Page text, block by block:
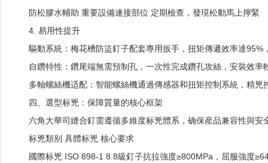
防松膠水輔助 重要設備連接部位 定期檢查，發現松動馬上擰緊
4. 易用性提升
驅動系統：梅花槽防盜釘子配套專用扳手，扭矩傳遞效率達
自鑽特性：鑽尾端無需預制孔，一次性完成鑽孔攻絲，安裝效率
多軸螺絲機适配：智能螺絲機通過傳感器和扭矩控制系統，精
四、選型标兇：保障質量的核心框架
六角大華司縫合釘需遵循多維度标兇體系，确保産品兼容性與安
标兇類别 具體标兇 核心要求
國際标兇 ISO 898-1 8.8級釘子抗拉強度≥800MPa，屈服強度